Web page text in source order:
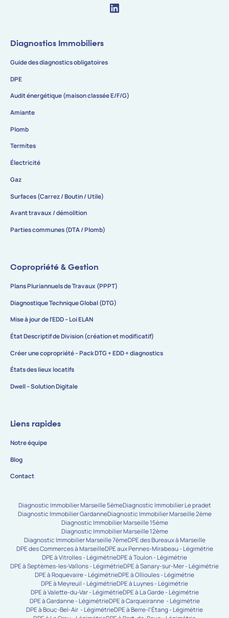
Diagnostics Immobiliers
Guide des diagnostics obligatoires
DPE
Audit énergétique (maison classée E/F/G)
Amiante
Plomb
Termites
Électricité
Gaz
Surfaces (Carrez / Boutin / Utile)
Avant travaux / démolition
Parties communes (DTA / Plomb)
Copropriété & Gestion
Plans Pluriannuels de Travaux (PPPT)
Diagnostique Technique Global (DTG)
Mise à jour de l’EDD – Loi ELAN
État Descriptif de Division (création et modificatif)
Créer une copropriété – Pack DTG + EDD + diagnostics
États des lieux locatifs
Dwell – Solution Digitale
Liens rapides
Notre équipe
Blog
Contact
Diagnostic Immobilier Marseille 5èmeDiagnostic Immobilier Le pradet
Diagnostic Immobilier GardanneDiagnostic Immobilier Marseille 2ème
Diagnostic Immobilier Marseille 15ème
Diagnostic Immobilier Marseille 12ème
Diagnostic Immobilier Marseille 7èmeDPE des Bureaux à Marseille
DPE des Commerces à MarseilleDPE aux Pennes-Mirabeau - Légimétrie
DPE à Vitrolles - LégimétrieDPE à Toulon - Légimétrie
DPE à Septèmes-les-Vallons - LégimétrieDPE à Sanary-sur-Mer - Légimétrie
DPE à Roquevaire - LégimétrieDPE à Ollioules - Légimétrie
DPE à Meyreuil - LégimétrieDPE à Luynes - Légimétrie
DPE à Valette-du-Var - LégimétrieDPE à La Garde - Légimétrie
DPE à Gardanne - LégimétrieDPE à Carqueiranne - Légimétrie
DPE à Bouc-Bel-Air - LégimétrieDPE à Berre-l’Étang - Légimétrie